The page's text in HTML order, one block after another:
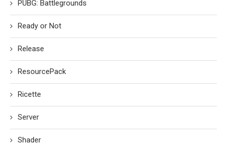
PUBG: Battlegrounds
Ready or Not
Release
ResourcePack
Ricette
Server
Shader